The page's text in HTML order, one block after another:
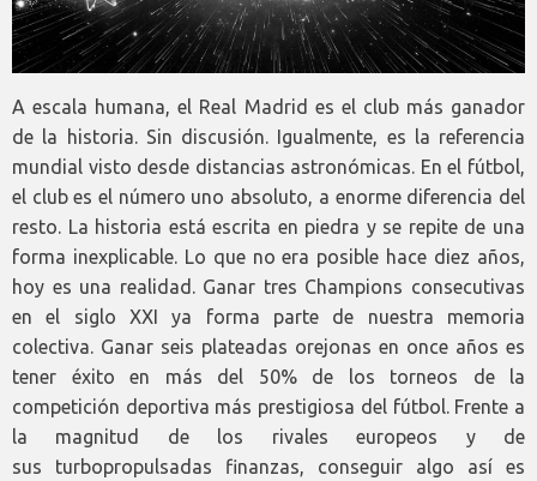
A escala humana, el Real Madrid es el club más ganador
de la historia. Sin discusión. Igualmente, es la referencia
mundial visto desde distancias astronómicas. En el fútbol,
el club es el número uno absoluto, a enorme diferencia del
resto. La historia está escrita en piedra y se repite de una
forma inexplicable. Lo que no era posible hace diez años,
hoy es una realidad. Ganar tres Champions consecutivas
en el siglo XXI ya forma parte de nuestra memoria
colectiva. Ganar seis plateadas orejonas en once años es
tener éxito en más del 50% de los torneos de la
competición deportiva más prestigiosa del fútbol. Frente a
la magnitud de los rivales europeos y de
sus turbopropulsadas finanzas, conseguir algo así es